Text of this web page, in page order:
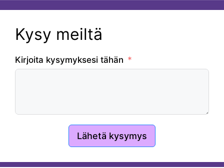
Kysy meiltä
Kirjoita kysymyksesi tähän
Lähetä kysymys